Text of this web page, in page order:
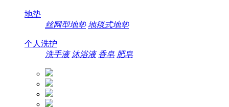
地垫
丝网型地垫 地毯式地垫
个人洗护
洗手液 沐浴液 香皂 肥皂